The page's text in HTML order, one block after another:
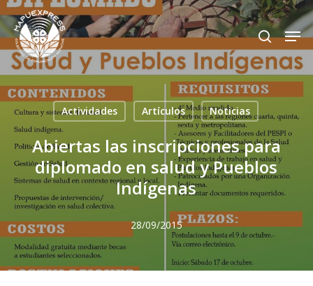
Skip
to
main
content
search
Actividades Artículos Noticias
Abiertas las inscripciones para
diplomado en salud y Pueblos
Indígenas
28/09/2015
Close
Menu